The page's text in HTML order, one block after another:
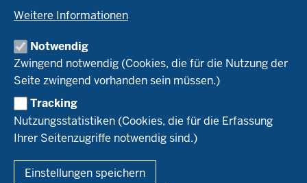
Weitere Informationen
Notwendig
Zwingend notwendig (Cookies, die für die Nutzung der
Seite zwingend vorhanden sein müssen.)
Tracking
Nutzungsstatistiken (Cookies, die für die Erfassung
Ihrer Seitenzugriffe notwendig sind.)
Einstellungen speichern
Umstellung
Recht
Bioland
Naturland
Leitbetriebe Ökologischer Landbau
Versuchsbetriebe
WRRL-Modellbetriebe
Kontakte Versuchswesen
Aktuelles
Arbeitsschwerpunkte
Ökoschule in Kleve
Ausbildungsbetriebe
Berufsausbildung
Forschung
Projekte Ökoteam
Forschungsergebnisse
Service
Kontakt
Newsletter
Fußzeile
Impressum Datenschutzerklärung